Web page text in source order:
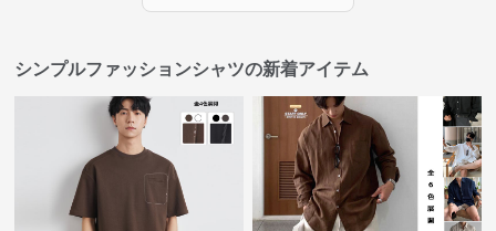
シンプルファッションシャツの新着アイテム